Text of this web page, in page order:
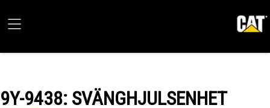
9Y-9438: SVÄNGHJULSENHET